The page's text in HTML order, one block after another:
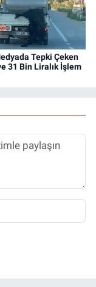
Tepki Çeken
31 Bin Liralık İşlem